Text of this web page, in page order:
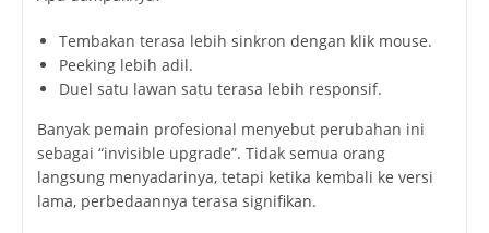
Tembakan terasa lebih sinkron dengan klik mouse.
Peeking lebih adil.
Duel satu lawan satu terasa lebih responsif.
Banyak pemain profesional menyebut perubahan ini
sebagai “invisible upgrade”. Tidak semua orang
langsung menyadarinya, tetapi ketika kembali ke versi
lama, perbedaannya terasa signifikan.